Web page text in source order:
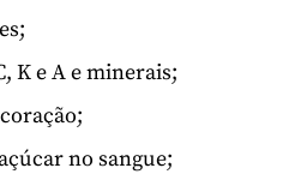
K e A e minerais;
no sangue;